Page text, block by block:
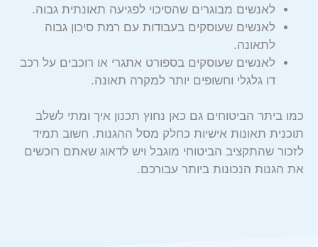
לאנשים מבוגרים שהסיכוי לפגיעה תאונתית גבוה.
לאנשים שעוסקים בעבודות עם רמת סיכון גבוה
לתאונה.
לאנשים שעוסקים בספורט אתגרי או רוכבים על רכב
דו גלגלי וחשופים יותר למקרה תאונה.
כמו ביתר הביטוחים גם כאן נחוץ תכנון איך ומתי לשלב
תוכנית תאונות אישיות כחלק מסל ההגנות. חשוב תמיד
לזכור שהתקציב הביטוחי מוגבל ויש לדאוג שאתם רוכשים
את הגנות הנכונות ביותר עבורכם.